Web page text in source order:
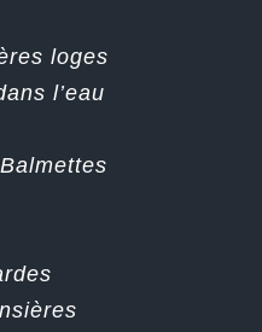
loges
l’eau